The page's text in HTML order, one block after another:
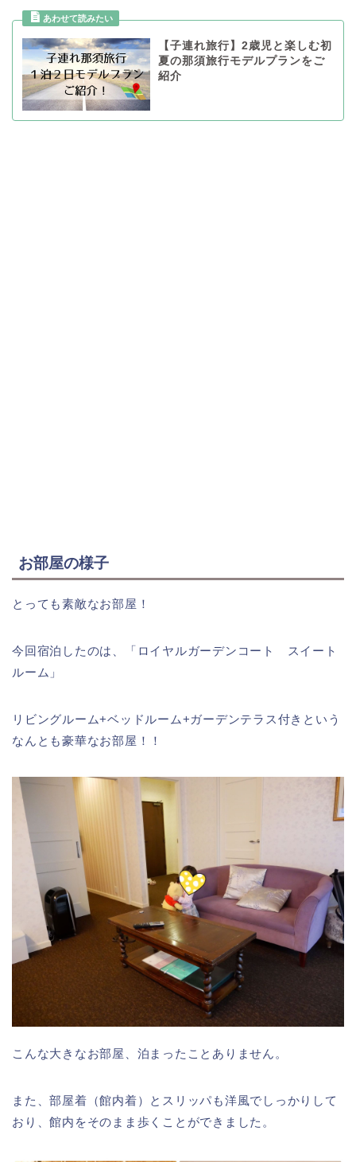
【子連れ旅行】2歳児と楽しむ初
夏の那須旅行モデルプランをご
紹介
お部屋の様子
とっても素敵なお部屋！
今回宿泊したのは、「ロイヤルガーデンコート スイート
ルーム」
リビングルーム+ベッドルーム+ガーデンテラス付きという
なんとも豪華なお部屋！！
こんな大きなお部屋、泊まったことありません。
また、部屋着（館内着）とスリッパも洋風でしっかりして
おり、館内をそのまま歩くことができました。